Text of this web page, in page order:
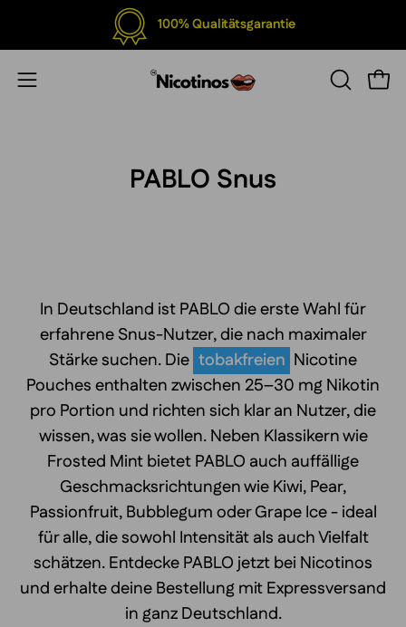
100% Qualitätsgarantie
Navigationsmenü
PABLO Snus
In Deutschland ist PABLO die erste Wahl für
erfahrene Snus-Nutzer, die nach maximaler
Stärke suchen. Die tobakfreien Nicotine
Pouches enthalten zwischen 25–30 mg Nikotin
pro Portion und richten sich klar an Nutzer, die
wissen, was sie wollen. Neben Klassikern wie
Frosted Mint bietet PABLO auch auffällige
Geschmacksrichtungen wie Kiwi, Pear,
Passionfruit, Bubblegum oder Grape Ice - ideal
für alle, die sowohl Intensität als auch Vielfalt
schätzen. Entdecke PABLO jetzt bei Nicotinos
und erhalte deine Bestellung mit Expressversand
in ganz Deutschland.